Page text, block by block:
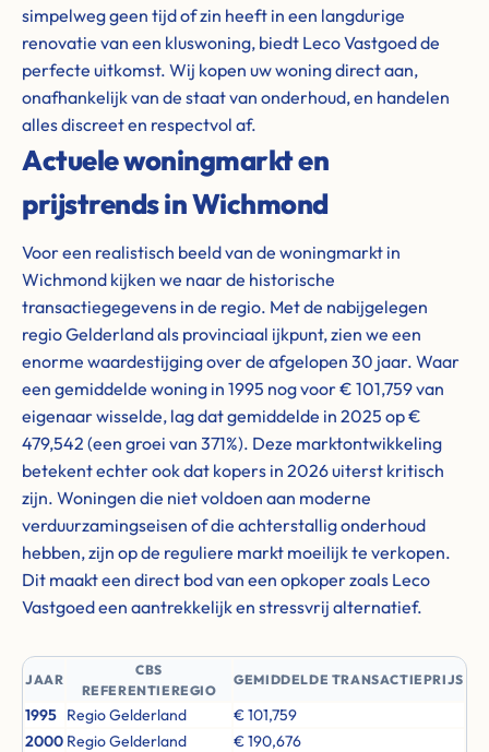
simpelweg geen tijd of zin heeft in een langdurige
renovatie van een kluswoning, biedt Leco Vastgoed de
perfecte uitkomst. Wij kopen uw woning direct aan,
onafhankelijk van de staat van onderhoud, en handelen
alles discreet en respectvol af.
Actuele woningmarkt en
prijstrends in Wichmond
Voor een realistisch beeld van de woningmarkt in
Wichmond kijken we naar de historische
transactiegegevens in de regio. Met de nabijgelegen
regio Gelderland als provinciaal ijkpunt, zien we een
enorme waardestijging over de afgelopen 30 jaar. Waar
een gemiddelde woning in 1995 nog voor € 101,759 van
eigenaar wisselde, lag dat gemiddelde in 2025 op €
479,542 (een groei van 371%). Deze marktontwikkeling
betekent echter ook dat kopers in 2026 uiterst kritisch
zijn. Woningen die niet voldoen aan moderne
verduurzamingseisen of die achterstallig onderhoud
hebben, zijn op de reguliere markt moeilijk te verkopen.
Dit maakt een direct bod van een opkoper zoals Leco
Vastgoed een aantrekkelijk en stressvrij alternatief.
JAAR
CBS
REFERENTIEREGIO
GEMIDDELDE TRANSACTIEPRIJS
1995 Regio Gelderland
€ 101,759
2000 Regio Gelderland
€ 190,676